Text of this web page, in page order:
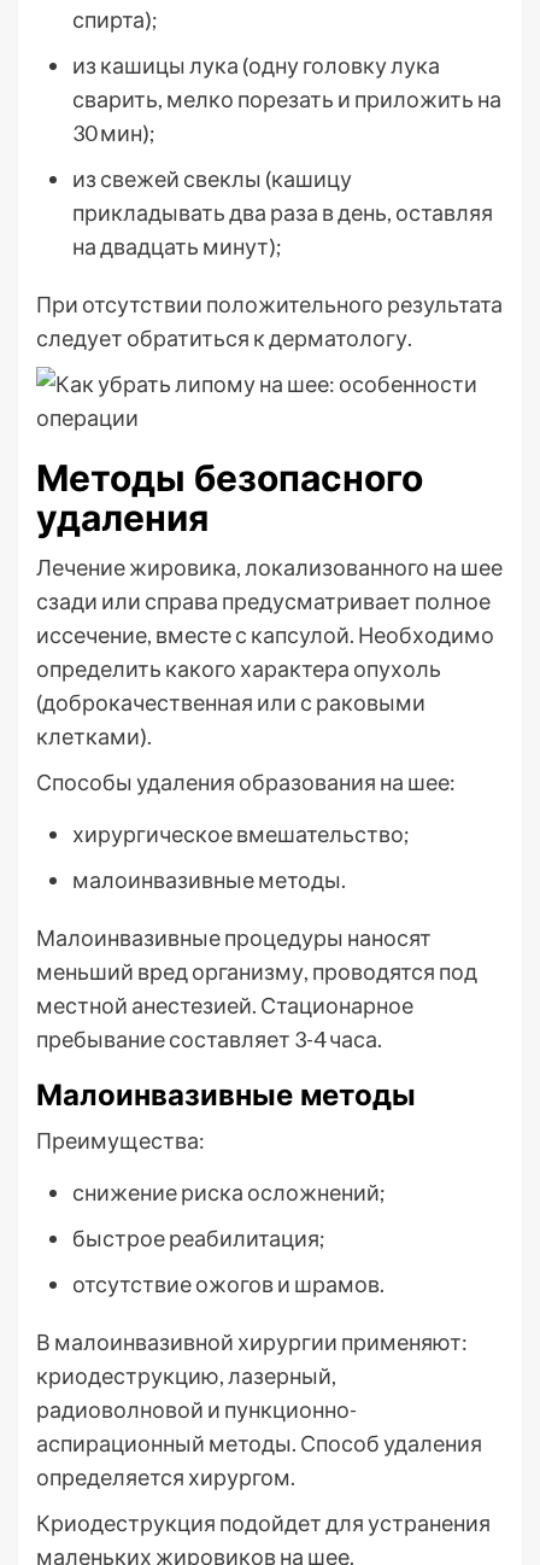
спирта);
из кашицы лука (одну головку лука
сварить, мелко порезать и приложить на
30 мин);
из свежей свеклы (кашицу
прикладывать два раза в день, оставляя
на двадцать минут);
При отсутствии положительного результата
следует обратиться к дерматологу.
Методы безопасного
удаления
Лечение жировика, локализованного на шее
сзади или справа предусматривает полное
иссечение, вместе с капсулой. Необходимо
определить какого характера опухоль
(доброкачественная или с раковыми
клетками).
Способы удаления образования на шее:
хирургическое вмешательство;
малоинвазивные методы.
Малоинвазивные процедуры наносят
меньший вред организму, проводятся под
местной анестезией. Стационарное
пребывание составляет 3-4 часа.
Малоинвазивные методы
Преимущества:
снижение риска осложнений;
быстрое реабилитация;
отсутствие ожогов и шрамов.
В малоинвазивной хирургии применяют:
криодеструкцию, лазерный,
радиоволновой и пункционно-
аспирационный методы. Способ удаления
определяется хирургом.
Криодеструкция подойдет для устранения
маленьких жировиков на шее.